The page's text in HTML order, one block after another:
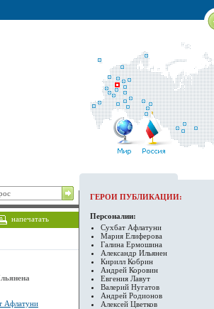
напечатать
Афлатуни
ГЕРОИ ПУБЛИКАЦИИ:
Персоналии:
Сухбат Афлатуни
Мария Елиферова
Галина Ермошина
Александр Ильянен
Кирилл Кобрин
Андрей Коровин
Евгения Лавут
Валерий Нугатов
Андрей Родионов
Алексей Цветков